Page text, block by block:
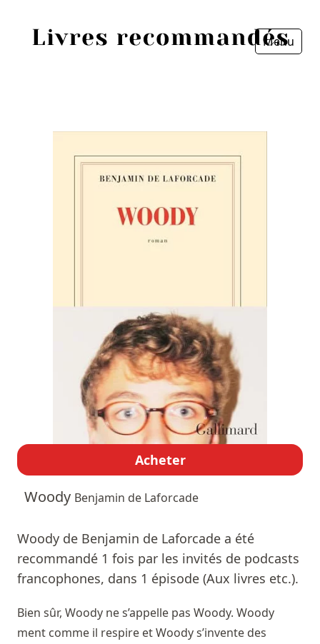
Menu
Acheter
Woody Benjamin de Laforcade
Woody de Benjamin de Laforcade a été
recommandé 1 fois par les invités de podcasts
francophones, dans 1 épisode (Aux livres etc.).
Bien sûr, Woody ne s’appelle pas Woody. Woody
ment comme il respire et Woody s’invente des
Sources
Prix littéraires
Fermer